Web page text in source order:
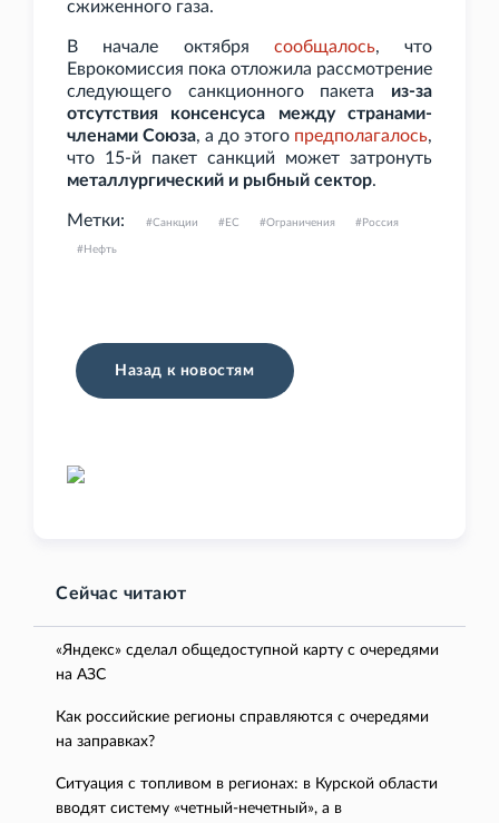
сжиженного газа.
В начале октября сообщалось, что
Еврокомиссия пока отложила рассмотрение
следующего санкционного пакета из-за
отсутствия консенсуса между странами-
членами Союза, а до этого предполагалось,
что 15-й пакет санкций может затронуть
металлургический и рыбный сектор.
Метки: Санкции ЕС Ограничения Россия
Нефть
Назад к новостям
Сейчас читают
«Яндекс» сделал общедоступной карту с очередями
на АЗС
Как российские регионы справляются с очередями
на заправках?
Ситуация с топливом в регионах: в Курской области
вводят систему «четный-нечетный», а в